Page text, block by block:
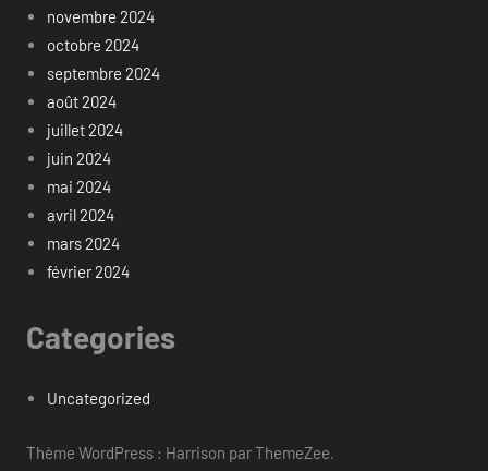
novembre 2024
octobre 2024
septembre 2024
août 2024
juillet 2024
juin 2024
mai 2024
avril 2024
mars 2024
février 2024
Categories
Uncategorized
Thème WordPress : Harrison par ThemeZee.